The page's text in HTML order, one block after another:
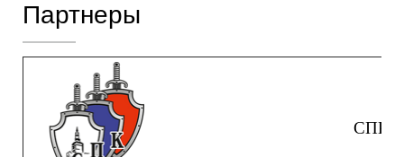
Партнеры
СПК